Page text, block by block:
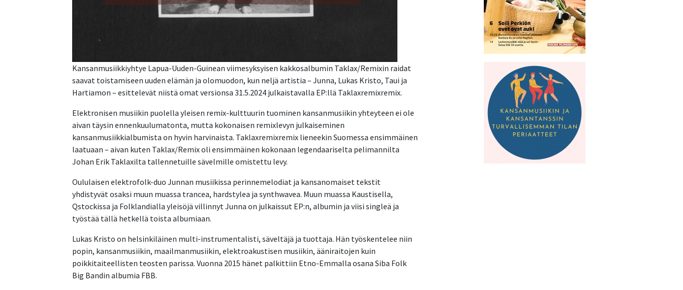
Kansanmusiikkiyhtye Lapua-Uuden-Guinean viimesyksyisen kakkosalbumin Taklax/Remixin raidat
saavat toistamiseen uuden elämän ja olomuodon, kun neljä artistia – Junna, Lukas Kristo, Taui ja
Hartiamon – esittelevät niistä omat versionsa 31.5.2024 julkaistavalla EP:llä Taklaxremixremix.
Elektronisen musiikin puolella yleisen remix-kulttuurin tuominen kansanmusiikin yhteyteen ei ole
aivan täysin ennenkuulumatonta, mutta kokonaisen remixlevyn julkaiseminen
kansanmusiikkialbumista on hyvin harvinaista. Taklaxremixremix lieneekin Suomessa ensimmäinen
laatuaan – aivan kuten Taklax/Remix oli ensimmäinen kokonaan legendaariselta pelimannilta
Johan Erik Taklaxilta tallennetuille sävelmille omistettu levy.
Oululaisen elektrofolk-duo Junnan musiikissa perinnemelodiat ja kansanomaiset tekstit
yhdistyvät osaksi muun muassa trancea, hardstylea ja synthwavea. Muun muassa Kaustisella,
Qstockissa ja Folklandialla yleisöjä villinnyt Junna on julkaissut EP:n, albumin ja viisi singleä ja
työstää tällä hetkellä toista albumiaan.
Lukas Kristo on helsinkiläinen multi-instrumentalisti, säveltäjä ja tuottaja. Hän työskentelee niin
popin, kansanmusiikin, maailmanmusiikin, elektroakustisen musiikin, ääniraitojen kuin
poikkitaiteellisten teosten parissa. Vuonna 2015 hänet palkittiin Etno-Emmalla osana Siba Folk
Big Bandin albumia FBB.